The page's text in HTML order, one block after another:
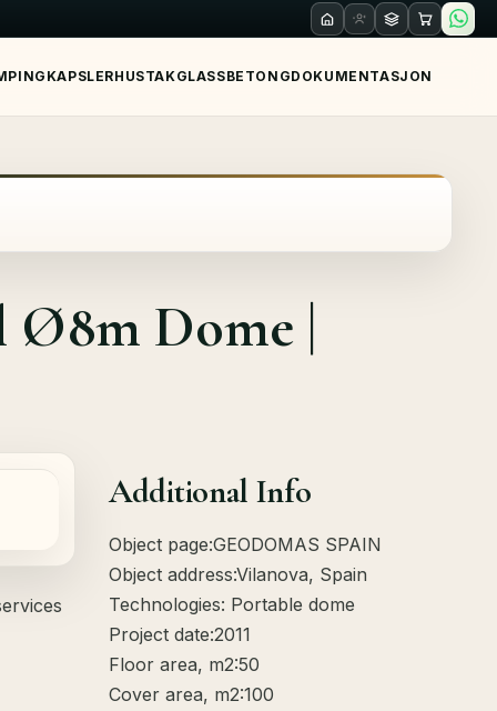
KAPSLERHUSTAKGLASSBETONGDOKUMENTASJON
Dome |
Additional Info
Object page:GEODOMAS SPAIN
Object address:Vilanova, Spain
Technologies: Portable dome
Project date:2011
Floor area, m2:50
Cover area, m2:100